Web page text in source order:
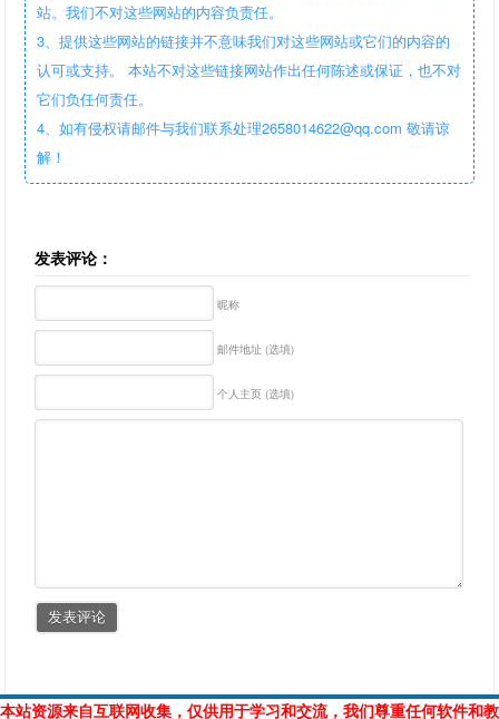
站。我们不对这些网站的内容负责任。
3、提供这些网站的链接并不意味我们对这些网站或它们的内容的
认可或支持。 本站不对这些链接网站作出任何陈述或保证，也不对
它们负任何责任。
4、如有侵权请邮件与我们联系处理2658014622@qq.com 敬请谅
解！
发表评论：
昵称
邮件地址 (选填)
个人主页 (选填)
本站资源来自互联网收集，仅供用于学习和交流，我们尊重任何软件和教